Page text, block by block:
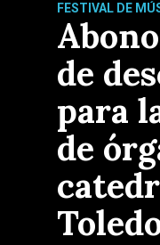
FESTIVAL DE
de
para
de